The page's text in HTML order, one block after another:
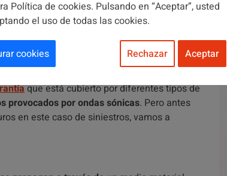
de comunidades
que está cubierto por diferentes tipos de
provocados por ondas sónicas. Pero antes
en este caso de siniestros, vamos a
Política de cookies. Pulsando en “Aceptar”, usted
el uso de todas las cookies.
cookies Rechazar Aceptar